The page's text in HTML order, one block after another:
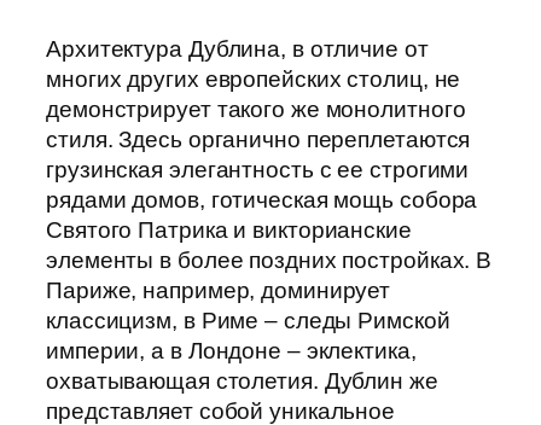
Архитектура Дублина, в отличие от
многих других европейских столиц, не
демонстрирует такого же монолитного
стиля. Здесь органично переплетаются
грузинская элегантность с ее строгими
рядами домов, готическая мощь собора
Святого Патрика и викторианские
элементы в более поздних постройках. В
Париже, например, доминирует
классицизм, в Риме – следы Римской
империи, а в Лондоне – эклектика,
охватывающая столетия. Дублин же
представляет собой уникальное